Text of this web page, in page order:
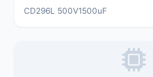
CD296L 500V1500uF